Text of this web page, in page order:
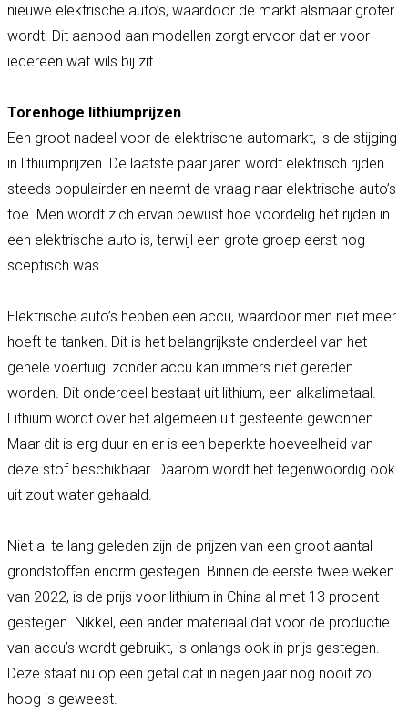
nieuwe elektrische auto’s, waardoor de markt alsmaar groter
wordt. Dit aanbod aan modellen zorgt ervoor dat er voor
iedereen wat wils bij zit.
Torenhoge lithiumprijzen
Een groot nadeel voor de elektrische automarkt, is de stijging
in lithiumprijzen. De laatste paar jaren wordt elektrisch rijden
steeds populairder en neemt de vraag naar elektrische auto’s
toe. Men wordt zich ervan bewust hoe voordelig het rijden in
een elektrische auto is, terwijl een grote groep eerst nog
sceptisch was.
Elektrische auto’s hebben een accu, waardoor men niet meer
hoeft te tanken. Dit is het belangrijkste onderdeel van het
gehele voertuig: zonder accu kan immers niet gereden
worden. Dit onderdeel bestaat uit lithium, een alkalimetaal.
Lithium wordt over het algemeen uit gesteente gewonnen.
Maar dit is erg duur en er is een beperkte hoeveelheid van
deze stof beschikbaar. Daarom wordt het tegenwoordig ook
uit zout water gehaald.
Niet al te lang geleden zijn de prijzen van een groot aantal
grondstoffen enorm gestegen. Binnen de eerste twee weken
van 2022, is de prijs voor lithium in China al met 13 procent
gestegen. Nikkel, een ander materiaal dat voor de productie
van accu’s wordt gebruikt, is onlangs ook in prijs gestegen.
Deze staat nu op een getal dat in negen jaar nog nooit zo
hoog is geweest.